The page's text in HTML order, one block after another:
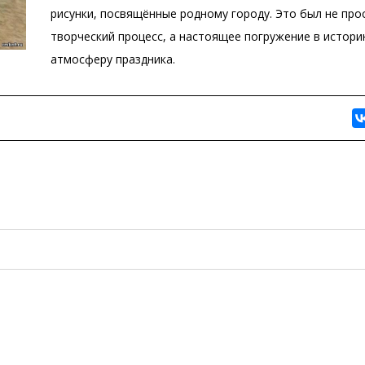
рисунки, посвящённые родному городу. Это был не
творческий процесс, а настоящее погружение в
атмосферу праздника.